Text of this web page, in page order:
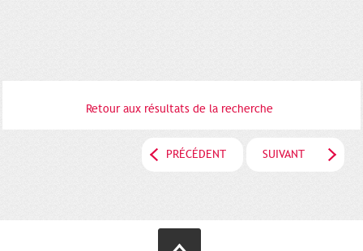
Retour aux résultats de la recherche
PRÉCÉDENT SUIVANT